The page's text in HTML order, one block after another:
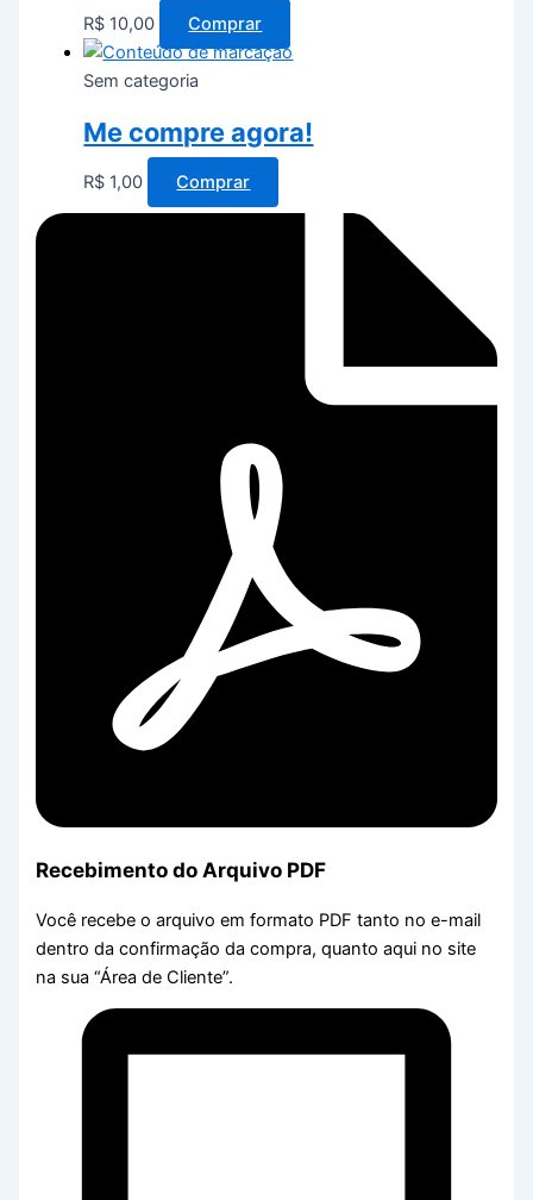
R$ 10,00 Comprar
Sem categoria
Me compre agora!
R$ 1,00 Comprar
Recebimento do Arquivo PDF
Você recebe o arquivo em formato PDF tanto no e-mail
dentro da confirmação da compra, quanto aqui no site
na sua “Área de Cliente”.